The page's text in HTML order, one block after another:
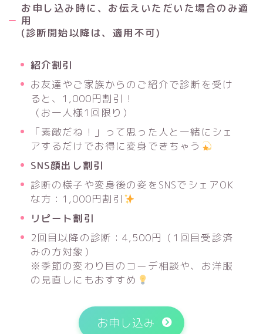
お申し込み時に、お伝えいただいた場合のみ適
用
(診断開始以降は、適用不可)
紹介割引
お友達やご家族からのご紹介で診断を受け
ると、1,000円割引！
（お一人様1回限り）
「素敵だね！」って思った人と一緒にシェ
アするだけでお得に変身できちゃう
SNS顔出し割引
診断の様子や変身後の姿をSNSでシェアOK
な方：1,000円割引
リピート割引
2回目以降の診断：4,500円（1回目受診済
みの方対象）
※季節の変わり目のコーデ相談や、お洋服
の見直しにもおすすめ
お申し込み